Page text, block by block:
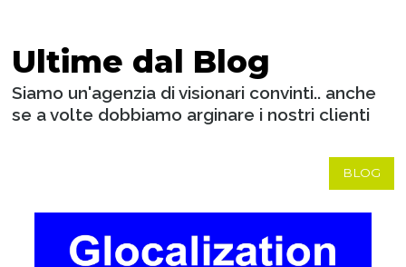
Ultime dal Blog
Siamo un'agenzia di visionari convinti.. anche
se a volte dobbiamo arginare i nostri clienti
BLOG